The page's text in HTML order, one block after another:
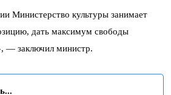
Министерство культуры занимает
дать максимум свободы
— заключил министр.